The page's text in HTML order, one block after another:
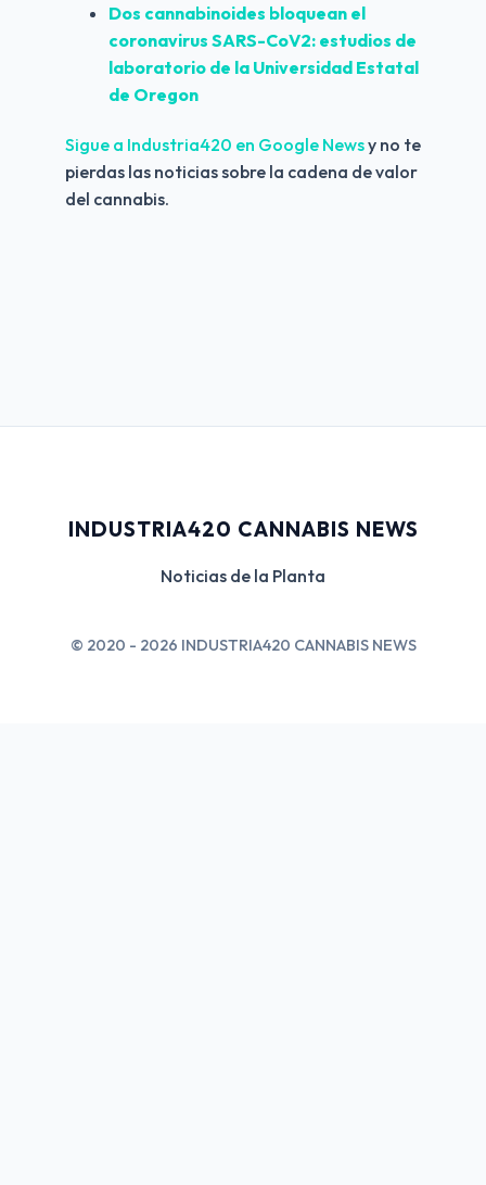
Dos cannabinoides bloquean el
coronavirus SARS-CoV2: estudios de
laboratorio de la Universidad Estatal
de Oregon
Sigue a Industria420 en Google News y no te
pierdas las noticias sobre la cadena de valor
del cannabis.
INDUSTRIA420 CANNABIS NEWS
Noticias de la Planta
© 2020 - 2026 INDUSTRIA420 CANNABIS NEWS